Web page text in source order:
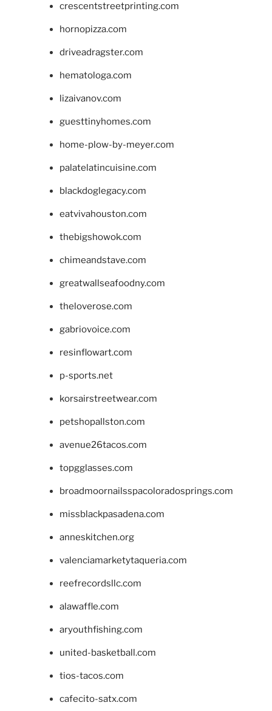
crescentstreetprinting.com
hornopizza.com
driveadragster.com
hematologa.com
lizaivanov.com
guesttinyhomes.com
home-plow-by-meyer.com
palatelatincuisine.com
blackdoglegacy.com
eatvivahouston.com
thebigshowok.com
chimeandstave.com
greatwallseafoodny.com
theloverose.com
gabriovoice.com
resinflowart.com
p-sports.net
korsairstreetwear.com
petshopallston.com
avenue26tacos.com
topgglasses.com
broadmoornailsspacoloradosprings.com
missblackpasadena.com
anneskitchen.org
valenciamarketytaqueria.com
reefrecordsllc.com
alawaffle.com
aryouthfishing.com
united-basketball.com
tios-tacos.com
cafecito-satx.com